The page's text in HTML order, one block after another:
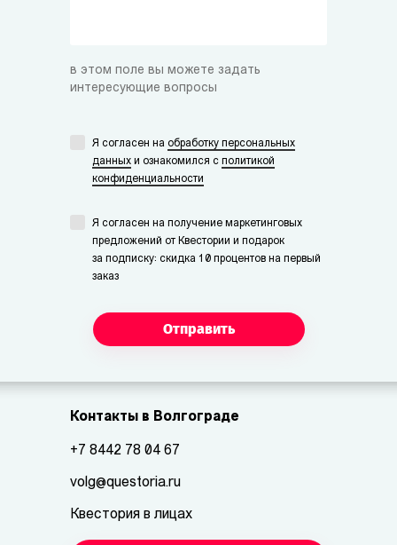
в этом поле вы можете задать
интересующие вопросы
Я согласен на обработку персональных
данных и ознакомился с политикой
конфиденциальности
Я согласен на получение маркетинговых
предложений от Квестории и подарок
за подписку: скидка 10 процентов на первый
заказ
Отправить
Контакты в Волгограде
+7 8442 78 04 67
volg@questoria.ru
Квестория в лицах